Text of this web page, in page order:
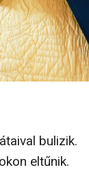
bulizik.
eltűnik.